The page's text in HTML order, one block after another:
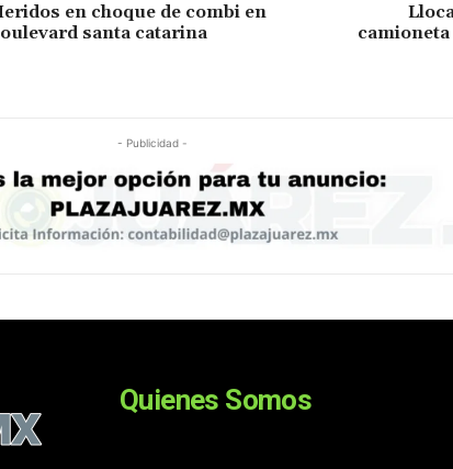
en choque de combi en
santa catarina
- Publicidad -
Quienes Somos